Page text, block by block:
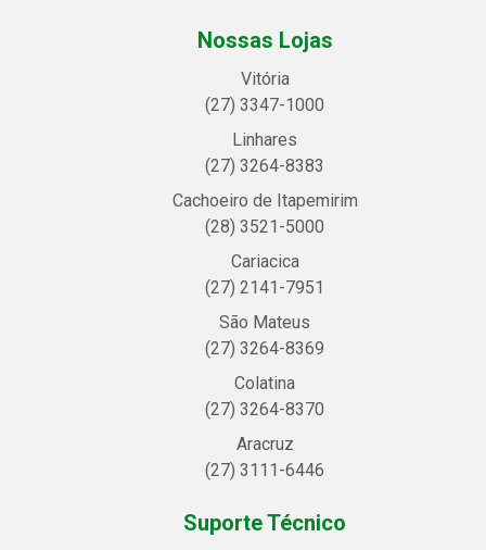
Nossas Lojas
Vitória
(27) 3347-1000
Linhares
(27) 3264-8383
Cachoeiro de Itapemirim
(28) 3521-5000
Cariacica
(27) 2141-7951
São Mateus
(27) 3264-8369
Colatina
(27) 3264-8370
Aracruz
(27) 3111-6446
Suporte Técnico